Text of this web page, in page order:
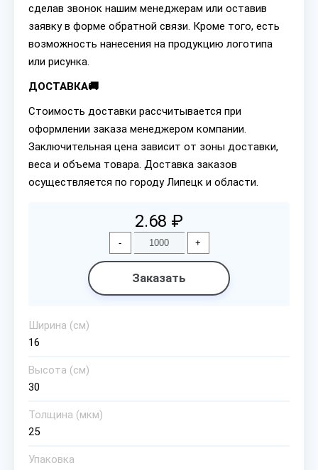
сделав звонок нашим менеджерам или оставив
заявку в форме обратной связи. Кроме того, есть
возможность нанесения на продукцию логотипа
или рисунка.
ДОСТАВКА🚚
Стоимость доставки рассчитывается при
оформлении заказа менеджером компании.
Заключительная цена зависит от зоны доставки,
веса и объема товара. Доставка заказов
осуществляется по городу Липецк и области.
2.68 ₽
- +
Заказать
Ширина (см)
16
Высота (см)
30
Толщина (мкм)
25
Упаковка